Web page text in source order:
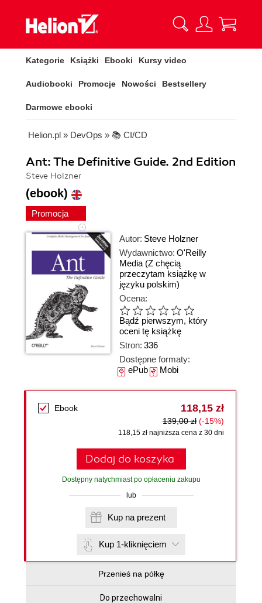
Kategorie Książki Ebooki Kursy video
Audiobooki Promocje Nowości Bestsellery
Darmowe ebooki
Helion.pl » DevOps » 📚 CI/CD
Ant: The Definitive Guide. 2nd Edition
Steve Holzner
(ebook)
Promocja
Autor: Steve Holzner
Wydawnictwo: O'Reilly
Media (Z chęcią
przeczytam książkę w
języku polskim)
Ocena:
Bądź pierwszym, który
oceni tę książkę
Stron: 336
Dostępne formaty:
ePubMobi
Ebook 118,15 zł
139,00 zł (-15%)
118,15 zł najniższa cena z 30 dni
Dodaj do koszyka
Dostępny natychmiast po opłaceniu zakupu
lub
Kup na prezent
Kup 1-kliknięciem
Przenieś na półkę
Do przechowalni